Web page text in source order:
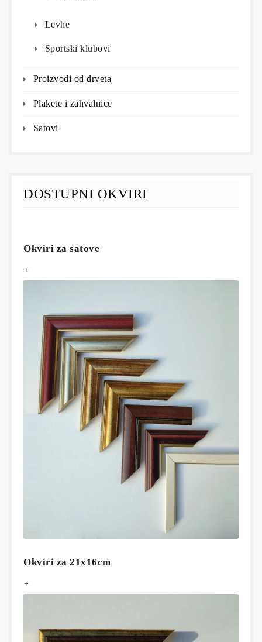
Levhe
Sportski klubovi
Proizvodi od drveta
Plakete i zahvalnice
Satovi
DOSTUPNI OKVIRI
Okviri za satove
+
Okviri za 21x16cm
+